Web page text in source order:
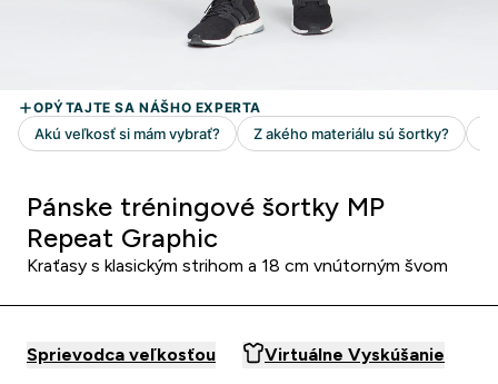
Pánske tréningové šortky MP
Repeat Graphic
Kraťasy s klasickým strihom a 18 cm vnútorným švom
Sprievodca veľkosťou Virtuálne Vyskúšanie